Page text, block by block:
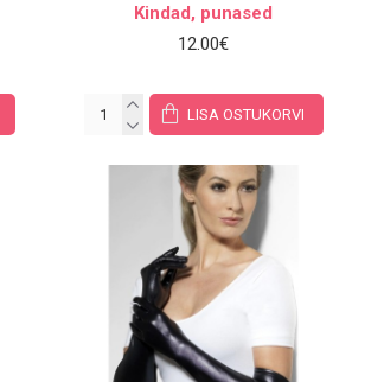
Kindad, punased
12.00€
LISA OSTUKORVI